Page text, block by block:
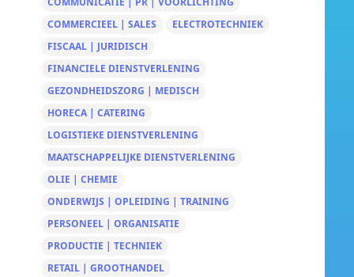
COMMERCIEEL | SALES
ELECTROTECHNIEK
FISCAAL | JURIDISCH
FINANCIELE DIENSTVERLENING
GEZONDHEIDSZORG | MEDISCH
HORECA | CATERING
LOGISTIEKE DIENSTVERLENING
MAATSCHAPPELIJKE DIENSTVERLENING
OLIE | CHEMIE
ONDERWIJS | OPLEIDING | TRAINING
PERSONEEL | ORGANISATIE
PRODUCTIE | TECHNIEK
RETAIL | GROOTHANDEL